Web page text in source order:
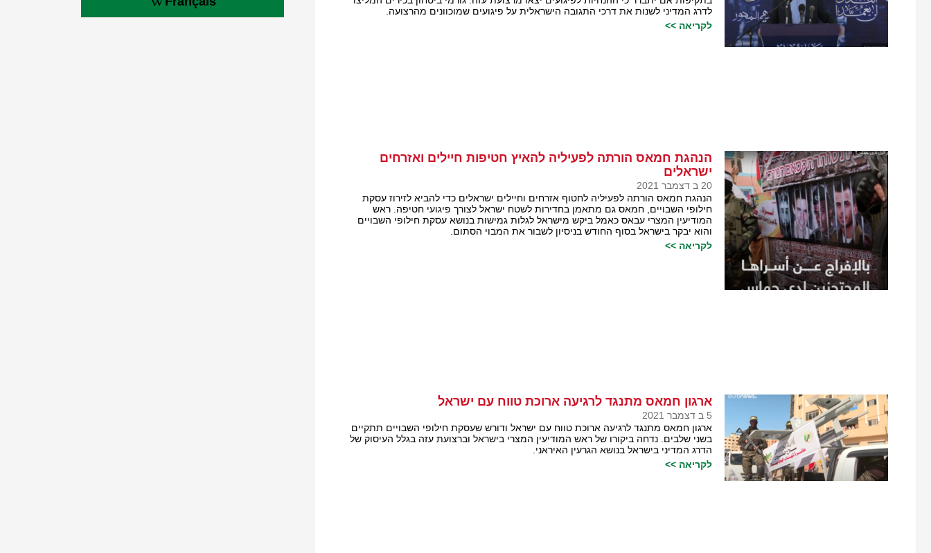
לדרג המדיני לשנות את דרכי התגובה הישראלית על פיגועים שמוכוונים מהרצועה.
לקריאה >>
הנהגת חמאס הורתה לפעיליה להאיץ חטיפות חיילים ואזרחים
ישראלים
20 ב דצמבר 2021
הנהגת חמאס הורתה לפעיליה לחטוף אזרחים וחיילים ישראלים כדי להביא לזירוז עסקת
חילופי השבויים, חמאס גם מתאמן בחדירות לשטח ישראל לצורך פיגועי חטיפה. ראש
המודיעין המצרי עבאס כאמל ביקש מישראל לגלות גמישות בנושא עסקת חילופי השבויים
והוא יבקר בישראל בסוף החודש בניסיון לשבור את המבוי הסתום.
לקריאה >>
ארגון חמאס מתנגד לרגיעה ארוכת טווח עם ישראל
5 ב דצמבר 2021
ארגון חמאס מתנגד לרגיעה ארוכת טווח עם ישראל ודורש שעסקת חילופי השבויים תתקיים
בשני שלבים. נדחה ביקורו של ראש המודיעין המצרי בישראל וברצועת עזה בגלל העיסוק של
הדרג המדיני בישראל בנושא הגרעין האיראני.
לקריאה >>